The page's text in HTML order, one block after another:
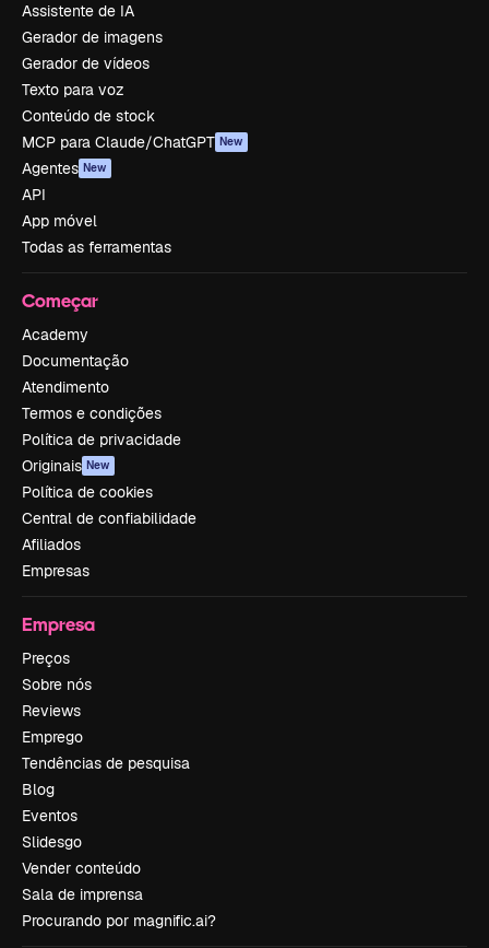
Assistente de IA
Gerador de imagens
Gerador de vídeos
Texto para voz
Conteúdo de stock
MCP para Claude/ChatGPT New
Agentes New
API
App móvel
Todas as ferramentas
Começar
Academy
Documentação
Atendimento
Termos e condições
Política de privacidade
Originais New
Política de cookies
Central de confiabilidade
Afiliados
Empresas
Empresa
Preços
Sobre nós
Reviews
Emprego
Tendências de pesquisa
Blog
Eventos
Slidesgo
Vender conteúdo
Sala de imprensa
Procurando por magnific.ai?